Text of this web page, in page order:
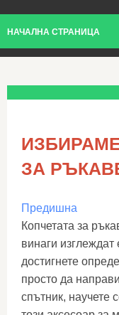
НАЧАЛНА СТРАНИЦА
ЗА
Предишна
Копчетата за
винаги изглеждат
достигнете
просто да
спътник, научете